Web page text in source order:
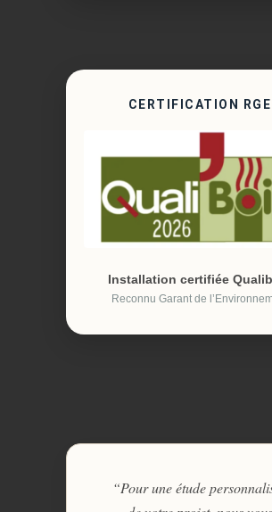
CERTIFICATION RGE
Installation certifiée
Reconnu Garant de
“Pour une étude